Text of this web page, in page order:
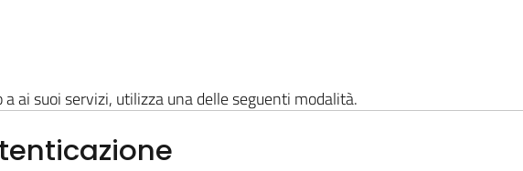
a ai suoi servizi, utilizza una delle seguenti modalità.